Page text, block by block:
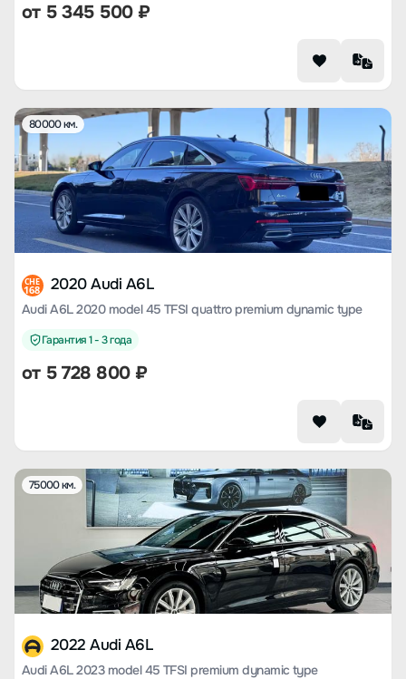
от 5 345 500₽
80000 км.
CHE
168 2020 Audi A6L
Audi A6L 2020 model 45 TFSI quattro premium dynamic type
Гарантия 1 - 3 года
от 5 728 800₽
75000 км.
2022 Audi A6L
Audi A6L 2023 model 45 TFSI premium dynamic type